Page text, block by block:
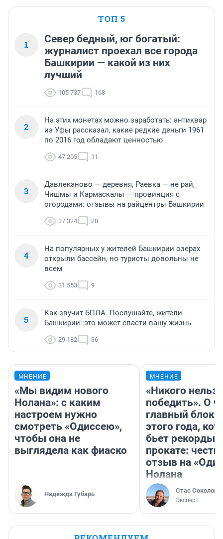
ТОП 5
1
Север бедный, юг богатый:
журналист проехал все города
Башкирии — какой из них
лучший
105 737 168
2
На этих монетах можно заработать: антиквар
из Уфы рассказал, какие редкие деньги 1961
по 2016 год обладают ценностью
47 205 11
3
Давлеканово — деревня, Раевка — не рай,
Чишмы и Кармаскалы — провинция с
огородами: отзывы на райцентры Башкирии
37 324 20
4
На популярных у жителей Башкирии озерах
открыли бассейн, но туристы довольны не
всем
31 553 9
5
Как звучит БПЛА. Послушайте, жители
Башкирии: это может спасти вашу жизнь
29 182 36
МНЕНИЕ
«Мы видим нового
Нолана»: с каким
настроем нужно
смотреть «Одиссею»,
чтобы она не
выглядела как фиаско
Надежда Губарь
МНЕНИЕ
«Никого нельзя
победить». О
главный
этого года,
бьет рекорды в
прокате:
отзыв на
Нолана
Стас Соколов
Эксперт